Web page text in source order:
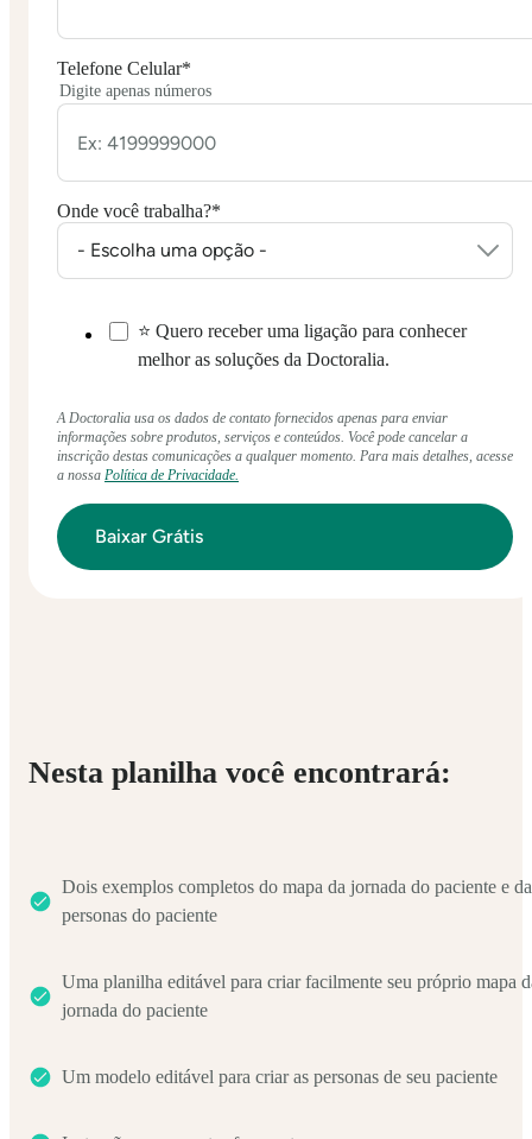
Telefone Celular*
Digite apenas números
Onde você trabalha?*
⭐ Quero receber uma ligação para conhecer
melhor as soluções da Doctoralia.
A Doctoralia usa os dados de contato fornecidos apenas para enviar
informações sobre produtos, serviços e conteúdos. Você pode cancelar a
inscrição destas comunicações a qualquer momento. Para mais detalhes, acesse
a nossa Política de Privacidade.
Nesta planilha você encontrará:
Dois exemplos completos do mapa da jornada do paciente e
personas do paciente
Uma planilha editável para criar facilmente seu próprio mapa
jornada do paciente
Um modelo editável para criar as personas de seu paciente